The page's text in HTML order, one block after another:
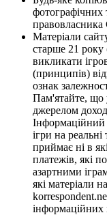
фотографічних
правовласника
Матеріали
старше 21 року
викликати
(принципів)
ознак
Пам'ятайте, що
джерелом
Інформаційний
ігри на
приймає ні в
платежів, які
азартними
які матеріали
інформаційних